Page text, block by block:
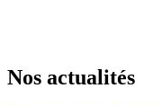
Nos actualités